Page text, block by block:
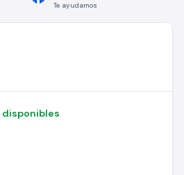
Te ayudamos
disponibles